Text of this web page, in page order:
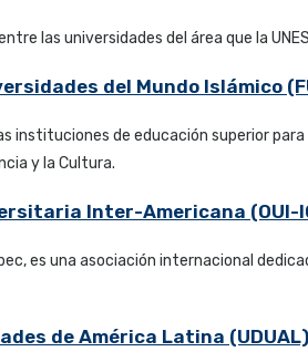
las universidades del área que la
del Mundo Islámico
instituciones de educación superior
y la Cultura.
Inter-Americana (OUI-
es una asociación internacional
de América Latina (UDUAL)